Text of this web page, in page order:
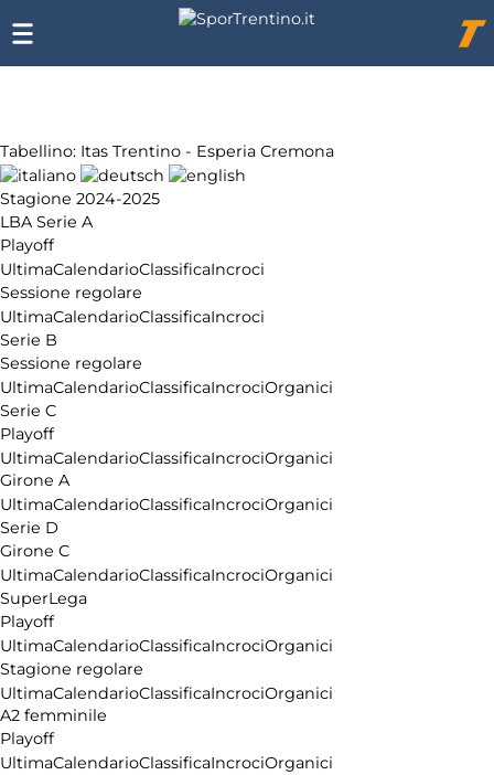
Tabellino: Itas Trentino - Esperia Cremona
Stagione 2024-2025
LBA Serie A
Playoff
UltimaCalendarioClassificaIncroci
Sessione regolare
UltimaCalendarioClassificaIncroci
Serie B
Sessione regolare
UltimaCalendarioClassificaIncrociOrganici
Serie C
Playoff
UltimaCalendarioClassificaIncrociOrganici
Girone A
UltimaCalendarioClassificaIncrociOrganici
Serie D
Girone C
UltimaCalendarioClassificaIncrociOrganici
SuperLega
Playoff
UltimaCalendarioClassificaIncrociOrganici
Stagione regolare
UltimaCalendarioClassificaIncrociOrganici
A2 femminile
Playoff
UltimaCalendarioClassificaIncrociOrganici
Chi
siamo
Affiliazione